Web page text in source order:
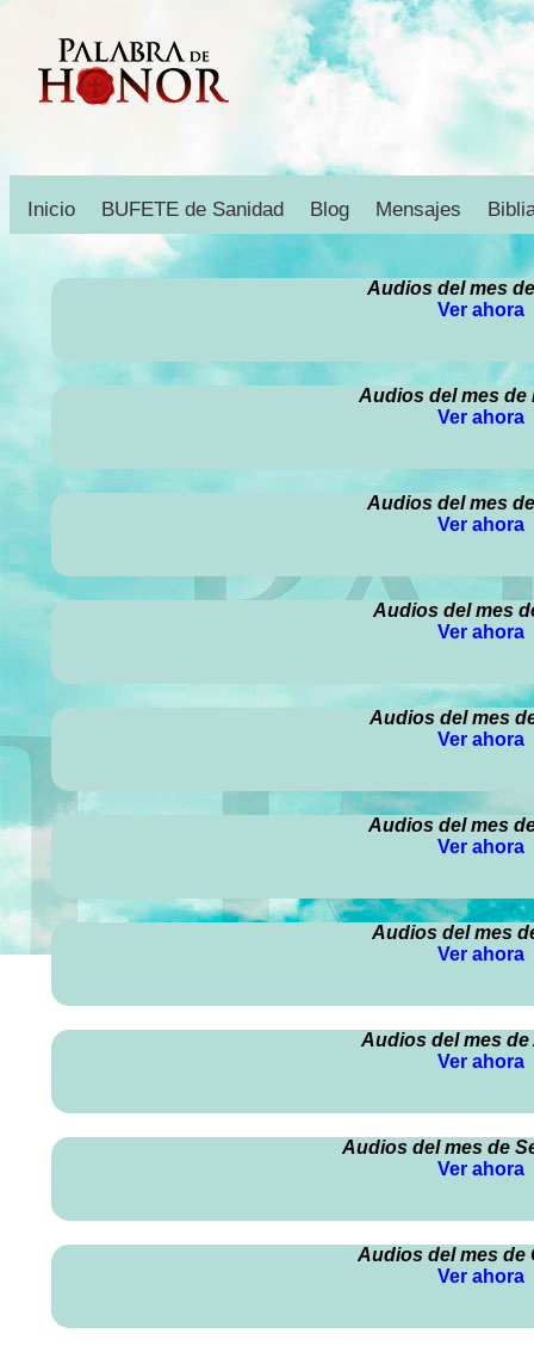
Inicio BUFETE de Sanidad Blog Mensajes
Audios del mes
Ver ahora
Audios del mes de
Ver ahora
Audios del mes
Ver ahora
Audios del mes
Ver ahora
Audios del mes
Ver ahora
Audios del mes
Ver ahora
Audios del mes
Ver ahora
Audios del mes
Ver ahora
Audios del mes de
Ver ahora
Audios del mes de
Ver ahora